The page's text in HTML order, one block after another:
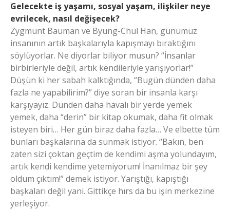
Gelecekte iş yaşamı, sosyal yaşam, ilişkiler neye
evrilecek, nasıl değişecek?
Zygmunt Bauman ve Byung-Chul Han, günümüz
insanının artık başkalarıyla kapışmayı bıraktığını
söylüyorlar. Ne diyorlar biliyor musun? “İnsanlar
birbirleriyle değil, artık kendileriyle yarışıyorlar!”
Düşün ki her sabah kalktığında, “Bugün dünden daha
fazla ne yapabilirim?” diye soran bir insanla karşı
karşıyayız. Dünden daha havalı bir yerde yemek
yemek, daha “derin” bir kitap okumak, daha fit olmak
isteyen biri… Her gün biraz daha fazla… Ve elbette tüm
bunları başkalarına da sunmak istiyor. “Bakın, ben
zaten sizi çoktan geçtim de kendimi aşma yolundayım,
artık kendi kendime yetemiyorum! İnanılmaz bir şey
oldum çıktım!” demek istiyor. Yarıştığı, kapıştığı
başkaları değil yani. Gittikçe hırs da bu işin merkezine
yerleşiyor.